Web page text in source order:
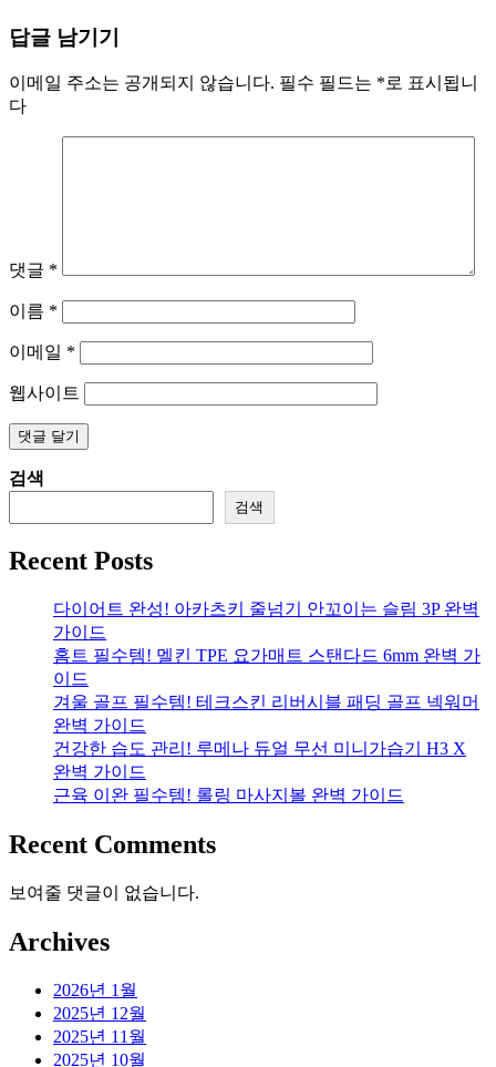
답글 남기기
이메일 주소는 공개되지 않습니다. 필수 필드는 *로 표시됩니
다
댓글 *
이름 *
이메일 *
웹사이트
검색
검색
Recent Posts
다이어트 완성! 아카츠키 줄넘기 안꼬이는 슬림 3P 완벽
가이드
홈트 필수템! 멜킨 TPE 요가매트 스탠다드 6mm 완벽 가
이드
겨울 골프 필수템! 테크스킨 리버시블 패딩 골프 넥워머
완벽 가이드
건강한 습도 관리! 루메나 듀얼 무선 미니가습기 H3 X
완벽 가이드
근육 이완 필수템! 롤링 마사지볼 완벽 가이드
Recent Comments
보여줄 댓글이 없습니다.
Archives
2026년 1월
2025년 12월
2025년 11월
2025년 10월